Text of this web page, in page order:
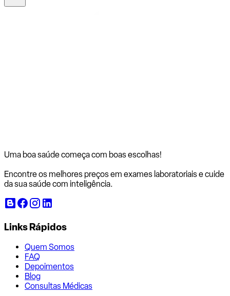
Uma boa saúde começa com boas escolhas!
Encontre os melhores preços em exames laboratoriais e cuide
da sua saúde com inteligência.
Links Rápidos
Quem Somos
FAQ
Depoimentos
Blog
Consultas Médicas